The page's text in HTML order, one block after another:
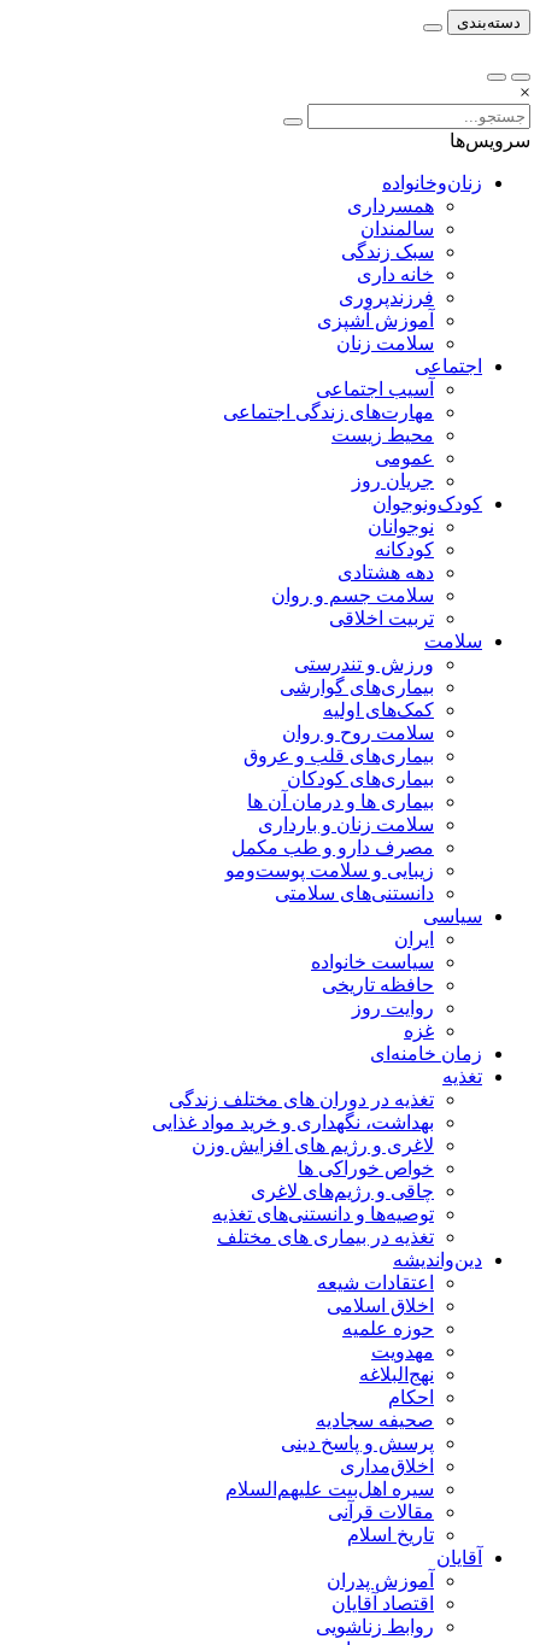
دسته‌بندی
×
سرویس‌ها
زنان‌وخانواده
همسرداری
سالمندان
سبک زندگی
خانه داری
فرزندپروری
آموزش آشپزی
سلامت زنان
اجتماعی
آسیب اجتماعی
مهارت‌های زندگی اجتماعی
محیط زیست
عمومی
جریان روز
کودک‌ونوجوان
نوجوانان
کودکانه
دهه هشتادی
سلامت جسم و روان
تربیت اخلاقی
سلامت
ورزش و تندرستی
بیماری‌های گوارشی
کمک‌های اولیه
سلامت روح و روان
بیماری‌های قلب و عروق
بیماری‌های کودکان
بیماری ها و درمان آن ها
سلامت زنان و بارداری
مصرف دارو و طب مکمل
زیبایی و سلامت پوست‌ومو
دانستنی‌های سلامتی
سیاسی
ایران
سیاست خانواده
حافظه تاریخی
روایت روز
غزه
زمان خامنه‌ای
تغذیه
تغذیه در دوران های مختلف زندگی
بهداشت، نگهداری و خرید مواد غذایی
لاغری و رژیم های افزایش وزن
خواص خوراكی ها
چاقی و رژیم‌های لاغری
توصیه‌ها و دانستنی‌های تغذیه
تغذیه در بیماری های مختلف
دین‌واندیشه
اعتقادات شیعه
اخلاق اسلامی
حوزه علمیه
مهدویت
نهج‌البلاغه
احکام
صحیفه سجادیه
پرسش و پاسخ دینی
اخلاق‌مداری
سیره اهل‌بیت علیهم‌السلام
مقالات قرآنی
تاریخ اسلام
آقایان
آموزش پدران
اقتصاد آقایان
روابط زناشویی